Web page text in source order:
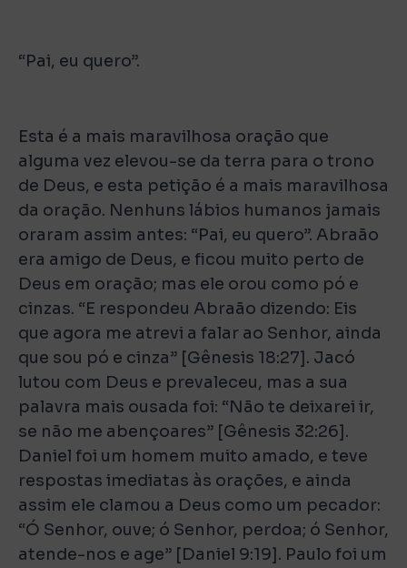
“Pai, eu quero”.
Esta é a mais maravilhosa oração que
alguma vez elevou-se da terra para o trono
de Deus, e esta petição é a mais maravilhosa
da oração. Nenhuns lábios humanos jamais
oraram assim antes: “Pai, eu quero”. Abraão
era amigo de Deus, e ficou muito perto de
Deus em oração; mas ele orou como pó e
cinzas. “E respondeu Abraão dizendo: Eis
que agora me atrevi a falar ao Senhor, ainda
que sou pó e cinza” [Gênesis 18:27]. Jacó
lutou com Deus e prevaleceu, mas a sua
palavra mais ousada foi: “Não te deixarei ir,
se não me abençoares” [Gênesis 32:26].
Daniel foi um homem muito amado, e teve
respostas imediatas às orações, e ainda
assim ele clamou a Deus como um pecador:
“Ó Senhor, ouve; ó Senhor, perdoa; ó Senhor,
atende-nos e age” [Daniel 9:19]. Paulo foi um